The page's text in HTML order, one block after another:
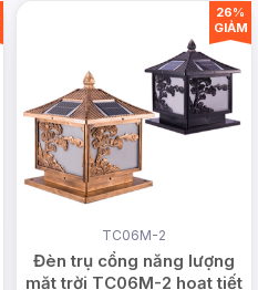
TC06M-2
Đèn trụ cổng năng lượng
mặt trời TC06M-2 hoạt tiết
26%
GIẢM